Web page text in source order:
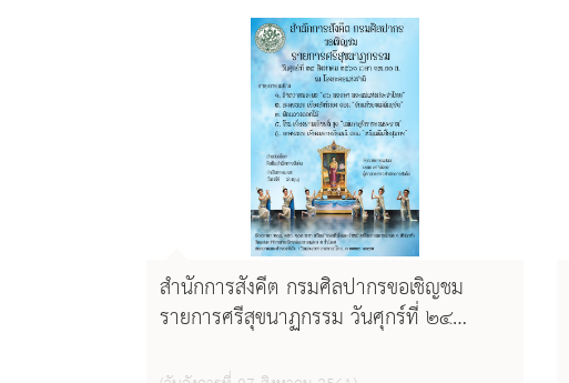
สำนักการสังคีต กรมศิลปากรขอเชิญชม
รายการศรีสุขนาฏกรรม วันศุกร์ที่ ๒๔